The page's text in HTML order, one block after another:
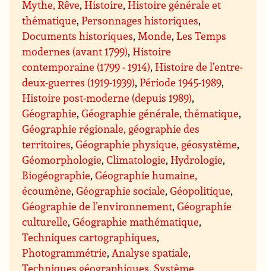
Mythe, Rêve,Histoire,Histoire générale et
thématique,Personnages historiques,
Documents historiques, Monde,Les Temps
modernes (avant 1799),Histoire
contemporaine (1799 - 1914),Histoire de l’entre-
deux-guerres (1919-1939),Période 1945-1989,
Histoire post-moderne (depuis 1989),
Géographie,Géographie générale, thématique,
Géographie régionale, géographie des
territoires,Géographie physique, géosystème,
Géomorphologie,Climatologie,Hydrologie,
Biogéographie,Géographie humaine,
écoumène,Géographie sociale,Géopolitique,
Géographie de l’environnement,Géographie
culturelle,Géographie mathématique,
Techniques cartographiques,
Photogrammétrie, Analyse spatiale,
Techniques géographiques, Système